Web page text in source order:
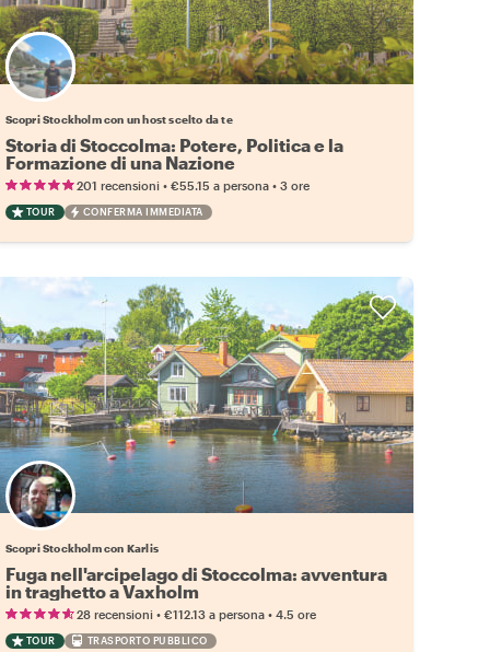
Scegli il tuo local preferito
Scopri Stockholm con un host scelto da te
Storia di Stoccolma: Potere, Politica e la
Formazione di una Nazione
201 recensioni• €55.15 a persona• 3 ore
TOUR CONFERMA IMMEDIATA
Scopri Stockholm con Karlis
Fuga nell'arcipelago di Stoccolma: avventura
in traghetto a Vaxholm
28 recensioni• €112.13 a persona• 4.5 ore
TOUR TRASPORTO PUBBLICO